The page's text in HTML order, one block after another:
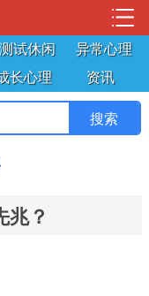
测试休闲
异常心理
长心理 资讯
兆？